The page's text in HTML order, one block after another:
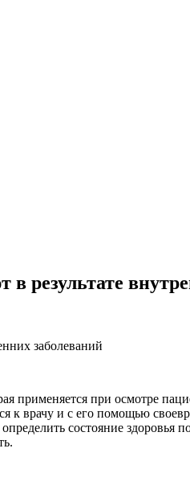
результате
заболеваний
применяется при осмотре
к врачу и с его помощью
состояние здоровья